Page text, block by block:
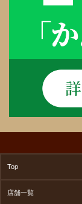
Top
店舗一覧